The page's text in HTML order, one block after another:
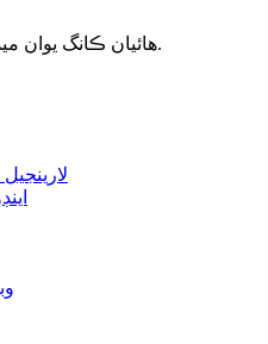
هائيان ڪانگ يوان ميڊيڪل انسٽرومينٽ ڪمپني، لميٽيڊ.